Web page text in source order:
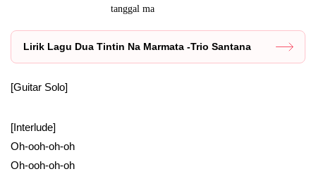
Lirik Lagu Dua Tintin Na Marmata -Trio Santana
[Guitar Solo]
[Interlude]
Oh-ooh-oh-oh
Oh-ooh-oh-oh